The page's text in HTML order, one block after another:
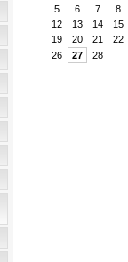
5
6 7
8
12
13 14
15
19
20 21
22
26
27 28